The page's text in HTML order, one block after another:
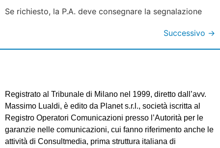
Se richiesto, la P.A. deve consegnare la segnalazione
Successivo →
Registrato al Tribunale di Milano nel 1999, diretto dall’avv.
Massimo Lualdi, è edito da Planet s.r.l., società iscritta al
Registro Operatori Comunicazioni presso l’Autorità per le
garanzie nelle comunicazioni, cui fanno riferimento anche le
attività di Consultmedia, prima struttura italiana di